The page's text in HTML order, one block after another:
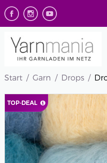
Start Garn Drops
TOP-DEAL